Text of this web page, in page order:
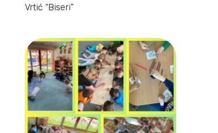
Vrtić “Biseri”